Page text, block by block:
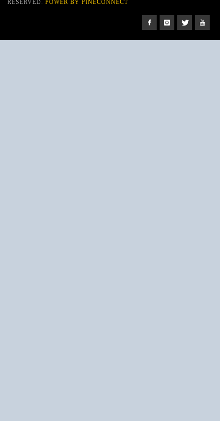
RESERVED. POWER BY PINECONNECT